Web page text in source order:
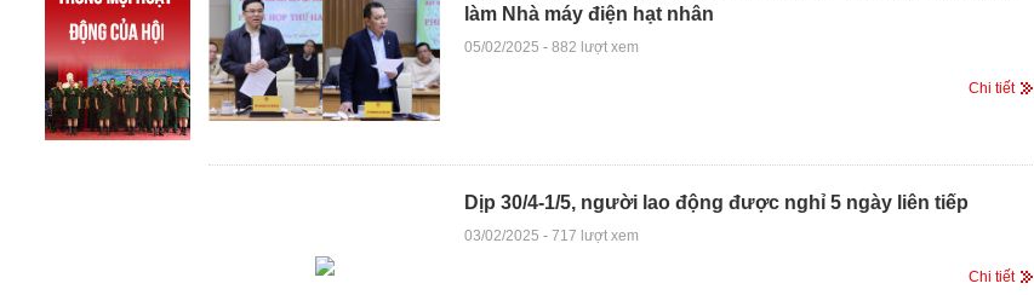
làm Nhà máy điện hạt nhân
05/02/2025 - 882 lượt xem
Chi tiết
Dịp 30/4-1/5, người lao động được nghỉ 5 ngày liên tiếp
03/02/2025 - 717 lượt xem
Chi tiết